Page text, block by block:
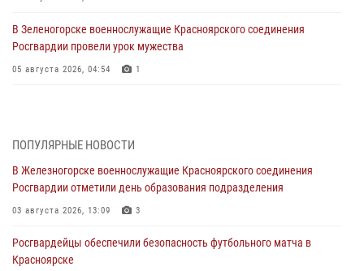
В Зеленогорске военнослужащие Красноярского соединения
Росгвардии провели урок мужества
05 августа 2026, 04:54 1
05 августа 2026, 04:52 1
В Красноярске сотрудники вневедомственной охраны Росгвардии
задержали подозреваемого в серии краж из гипермаркета
04 августа 2026, 09:57
Сотрудники Росгвардии обеспечили общественный порядок во
время проведения экстремального заплыва в Дудинке
ПОПУЛЯРНЫЕ НОВОСТИ
В Железногорске военнослужащие Красноярского соединения
Росгвардии отметили день образования подразделения
03 августа 2026, 13:09 3
Росгвардейцы обеспечили безопасность футбольного матча в
Красноярске